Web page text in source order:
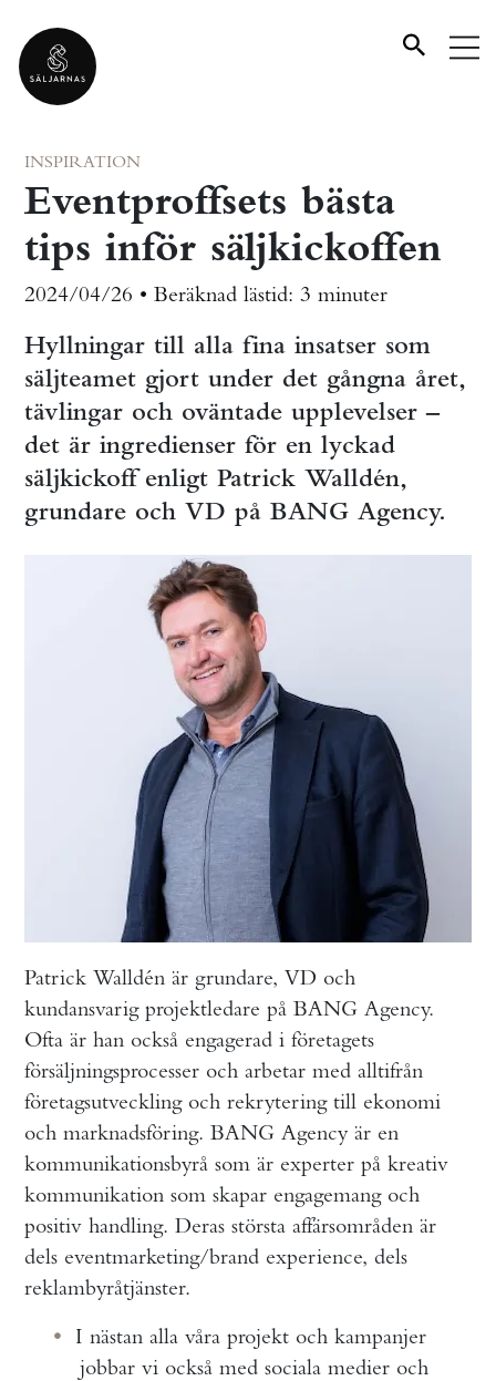
INSPIRATION
Eventproffsets bästa
tips inför säljkickoffen
2024/04/26 • Beräknad lästid: 3 minuter
Hyllningar till alla fina insatser som
säljteamet gjort under det gångna året,
tävlingar och oväntade upplevelser –
det är ingredienser för en lyckad
säljkickoff enligt Patrick Walldén,
grundare och VD på BANG Agency.
Patrick Walldén är grundare, VD och
kundansvarig projektledare på BANG Agency.
Ofta är han också engagerad i företagets
försäljningsprocesser och arbetar med alltifrån
företagsutveckling och rekrytering till ekonomi
och marknadsföring. BANG Agency är en
kommunikationsbyrå som är experter på kreativ
kommunikation som skapar engagemang och
positiv handling. Deras största affärsområden är
dels eventmarketing/brand experience, dels
reklambyråtjänster.
I nästan alla våra projekt och kampanjer
jobbar vi också med sociala medier och